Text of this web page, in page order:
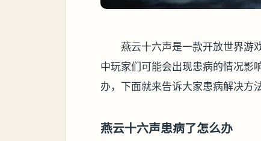
燕云十六声是一款开放世界游
中玩家们可能会出现患病的情况影
办，下面就来告诉大家患病解决方法
燕云十六声患病了怎么办